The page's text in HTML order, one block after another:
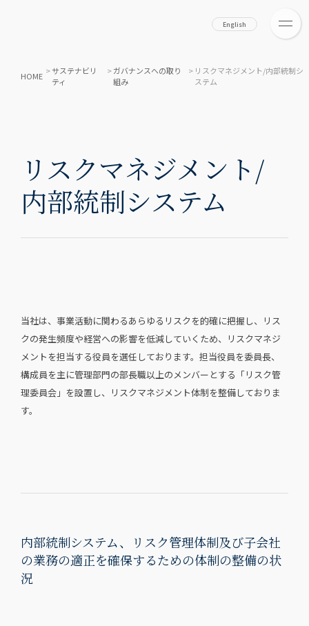
English
HOME >サステナビリ
ティ
> ガバナンスへの取り
組み
> リスクマネジメント/内部統制シ
ステム
リスクマネジメント/
内部統制システム
当社は、事業活動に関わるあらゆるリスクを的確に把握し、リス
クの発生頻度や経営への影響を低減していくため、リスクマネジ
メントを担当する役員を選任しております。担当役員を委員長、
構成員を主に管理部門の部長職以上のメンバーとする「リスク管
理委員会」を設置し、リスクマネジメント体制を整備しておりま
す。
内部統制システム、リスク管理体制及び子会社
の業務の適正を確保するための体制の整備の状
況